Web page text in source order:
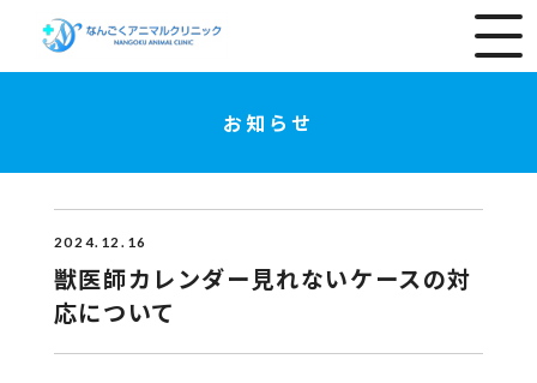
お知らせ
2024.12.16
獣医師カレンダー見れないケースの対
応について